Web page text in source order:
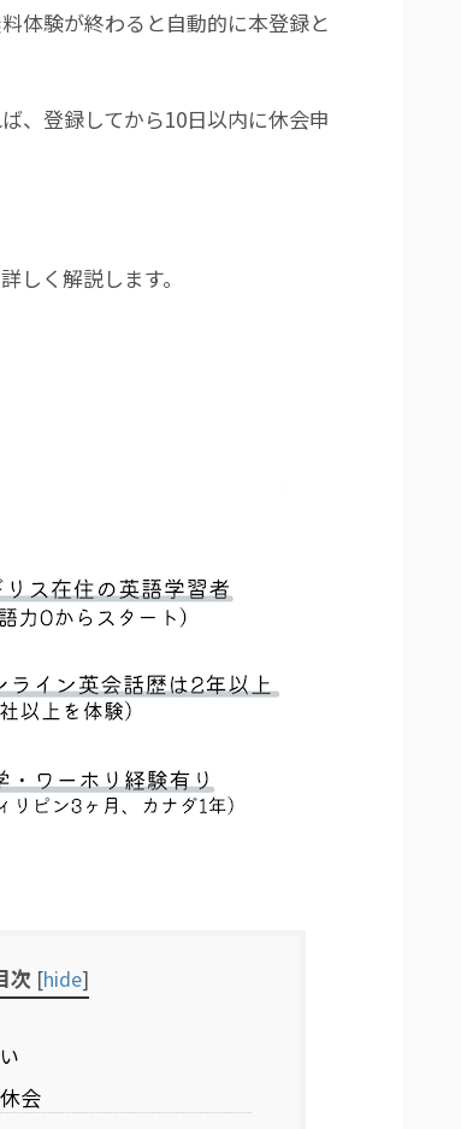
体験が終わると自動的に本登録と
、登録してから10日以内に休会申
しく解説します。
次 [hide]
会